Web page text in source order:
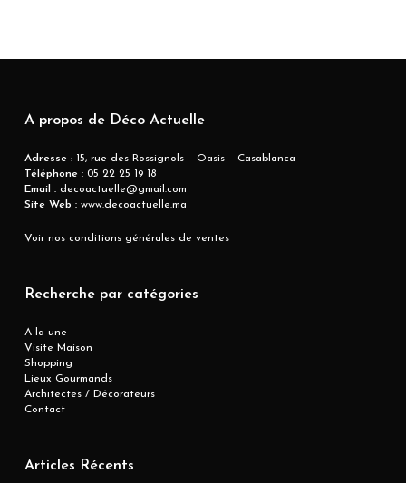
A propos de Déco Actuelle
Adresse : 15, rue des Rossignols – Oasis – Casablanca
Téléphone :05 22 25 19 18
Email :decoactuelle@gmail.com
Site Web :www.decoactuelle.ma
Voir nos conditions générales de ventes
Recherche par catégories
A la une
Visite Maison
Shopping
Lieux Gourmands
Architectes / Décorateurs
Contact
Articles Récents